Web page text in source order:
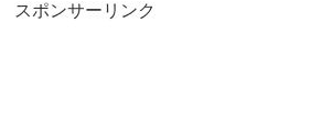
スポンサーリンク